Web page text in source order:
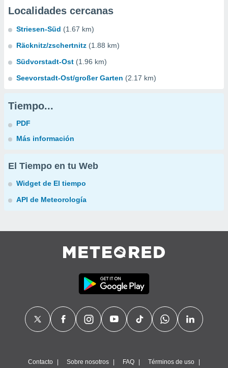
Localidades cercanas
Striesen-Süd (1.67 km)
Räcknitz/zschertnitz (1.88 km)
Südvorstadt-Ost (1.96 km)
Seevorstadt-Ost/großer Garten (2.17 km)
Tiempo...
PDF
Más información
El Tiempo en tu Web
Widget de El tiempo
API de Meteorología
Contacto Sobre nosotros FAQ Términos de uso